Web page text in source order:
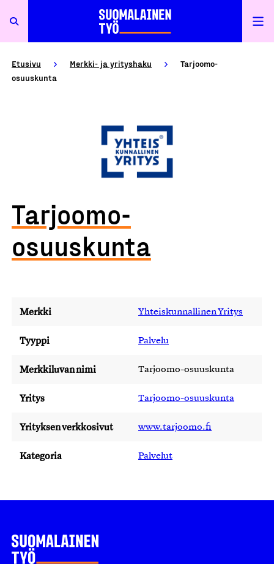
Etusivu Merkki- ja yrityshaku
Tarjoomo-
osuuskunta
Tarjoomo-
osuuskunta
Merkki Yhteiskunnallinen Yritys
Tyyppi Palvelu
Merkkiluvan nimi Tarjoomo-osuuskunta
Yritys Tarjoomo-osuuskunta
Yrityksen verkkosivut www.tarjoomo.fi
Kategoria Palvelut